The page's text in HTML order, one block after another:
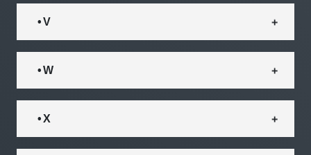
• V
• W
• X